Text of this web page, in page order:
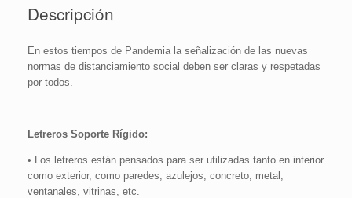
Descripción
En estos tiempos de Pandemia la señalización de las nuevas
normas de distanciamiento social deben ser claras y respetadas
por todos.
Letreros Soporte Rígido:
• Los letreros están pensados para ser utilizadas tanto en interior
como exterior, como paredes, azulejos, concreto, metal,
ventanales, vitrinas, etc.